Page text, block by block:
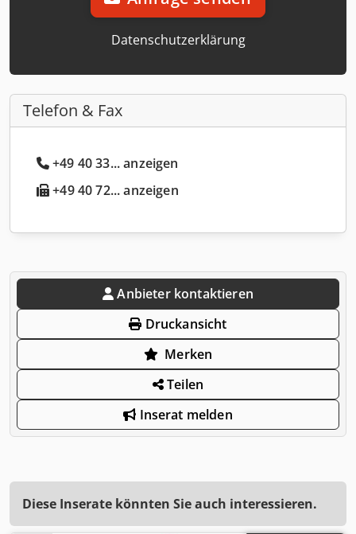
Datenschutzerklärung
Telefon & Fax
+49 40 33... anzeigen
+49 40 72... anzeigen
Anbieter kontaktieren
Druckansicht
Merken
Teilen
Inserat melden
Diese Inserate könnten Sie auch interessieren.